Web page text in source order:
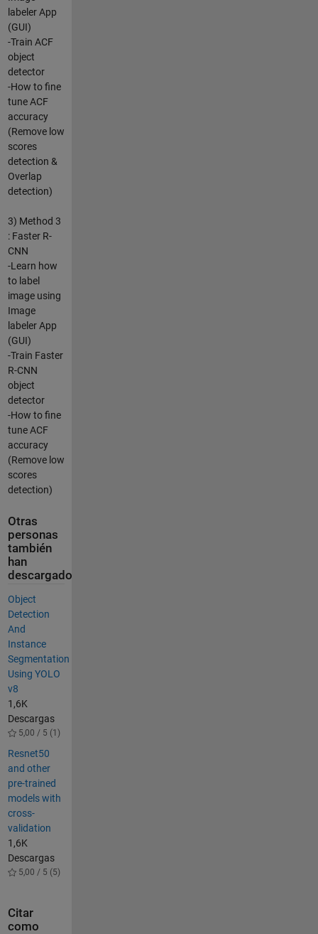
labeler App
(GUI)
-Train ACF
object
detector
-How to fine
tune ACF
accuracy
(Remove low
scores
detection &
Overlap
detection)
3) Method 3
: Faster R-
CNN
-Learn how
to label
image using
Image
labeler App
(GUI)
-Train Faster
R-CNN
object
detector
-How to fine
tune ACF
accuracy
(Remove low
scores
detection)
Otras
personas
también
han
descargado
Object
Detection
And
Instance
Segmentation
Using YOLO
v8
1,6K
Descargas
5,00 / 5 (1)
Resnet50
and other
pre-trained
models with
cross-
validation
1,6K
Descargas
5,00 / 5 (5)
Citar
como